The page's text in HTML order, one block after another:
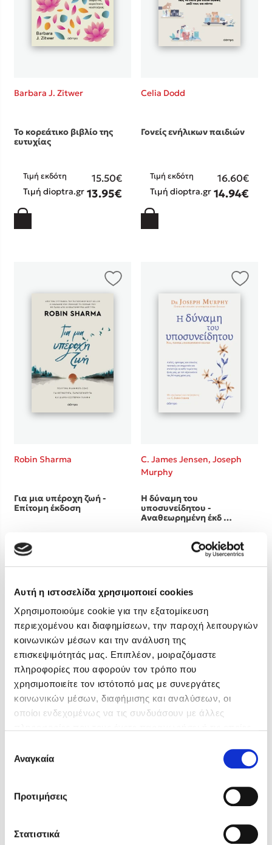
Αυτή η ιστοσελίδα χρησιμοποιεί cookies
Χρησιμοποιούμε cookie για την εξατομίκευση
περιεχομένου και διαφημίσεων, την παροχή λειτουργιών
κοινωνικών μέσων και την ανάλυση της
επισκεψιμότητάς μας. Επιπλέον, μοιραζόμαστε
πληροφορίες που αφορούν τον τρόπο που
χρησιμοποιείτε τον ιστότοπό μας με συνεργάτες
κοινωνικών μέσων, διαφήμισης και αναλύσεων, οι
οποίοι ενδεχομένως να τις συνδυάσουν με άλλες
των υπηρεσιών τους. Αν συνεχίσετε να χρησιμοποιείτε
την ιστοσελίδα μας, συναινείτε στη χρήση των cookies
συγκατάθεσης
Αναγκαία
Προτιμήσεις
Στατιστικά
Barbara J. Zitwer
Το κορεάτικο βιβλίο της
ευτυχίας
Τιμή εκδότη 15.50€
Τιμή dioptra.gr 13.95€
Celia Dodd
Γονείς ενήλικων παιδιών
Τιμή εκδότη 16.60€
Τιμή dioptra.gr 14.94€
Robin Sharma
Για μια υπέροχη ζωή -
Επίτομη έκδοση
Τιμή εκδότη
Τιμή dioptra.gr
C. James Jensen, Joseph
Murphy
Η δύναμη του
υποσυνείδητου -
Αναθεωρημένη έκδ …
Τιμή εκδότη 18.80€
Τιμή dioptra.gr16.92€
Myeongseok Kang